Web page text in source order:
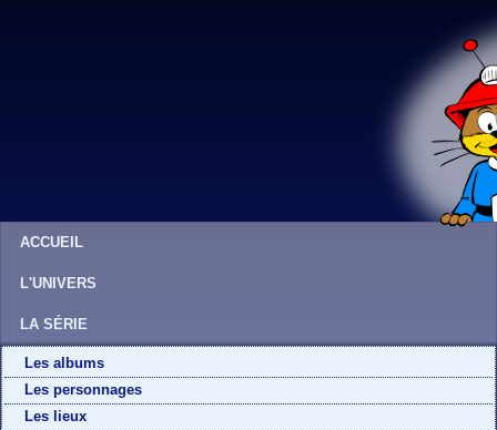
ACCUEIL
L'UNIVERS
LA SÉRIE
Les albums
Les personnages
Les lieux